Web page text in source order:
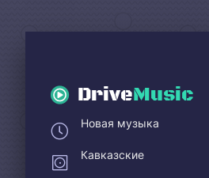
DriveMusic
Новая музыка
Кавказские